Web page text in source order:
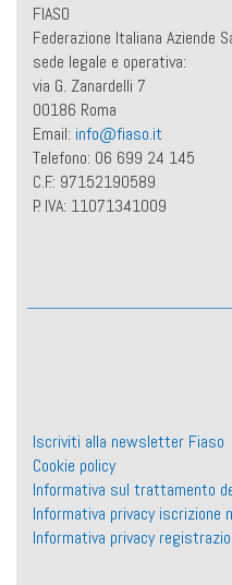
FIASO
Federazione Italiana Aziende
sede legale e operativa:
via G. Zanardelli 7
00186 Roma
Email: info@fiaso.it
Telefono: 06 699 24 145
C.F.: 97152190589
P. IVA: 11071341009
Iscriviti alla newsletter Fiaso
Cookie policy
Informativa sul trattamento
Informativa privacy iscrizione
Informativa privacy